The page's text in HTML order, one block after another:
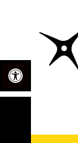
springen
Open toolbar